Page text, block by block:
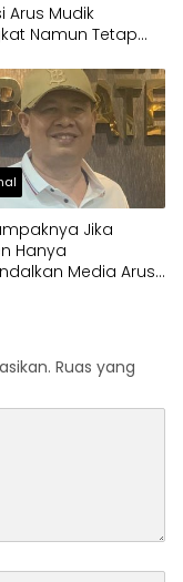
Arus Mudik
Namun Tetap
Jika
Hanya
Media Arus
Ruas yang